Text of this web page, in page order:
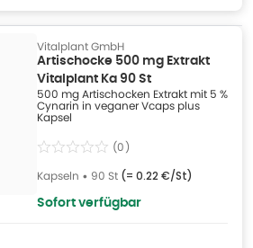
Vitalplant GmbH
Artischocke 500 mg Extrakt
Vitalplant Ka 90 St
500 mg Artischocken Extrakt mit 5 %
Cynarin in veganer Vcaps plus
Kapsel
(0)
Kapseln • 90 St (= 0.22 €/St)
Sofort verfügbar